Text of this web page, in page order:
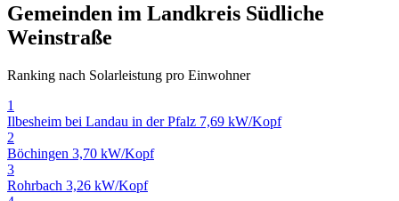
Gemeinden im Landkreis Südliche
Weinstraße
Ranking nach Solarleistung pro Einwohner
1
Ilbesheim bei Landau in der Pfalz 7,69 kW/Kopf
2
Böchingen 3,70 kW/Kopf
3
Rohrbach 3,26 kW/Kopf